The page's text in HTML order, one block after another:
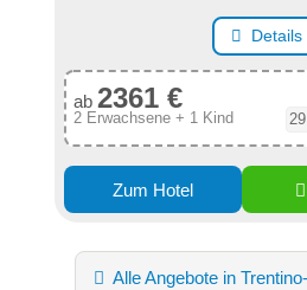
Details
ab 2361 €
2 Erwachsene + 1 Kind
Zum Hotel
Alle Angebote in